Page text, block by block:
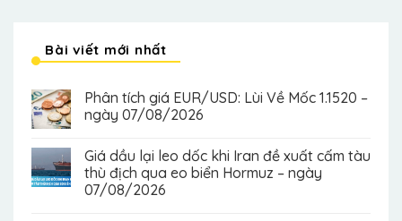
Bài viết mới nhất
Phân tích giá EUR/USD: Lùi Về Mốc 1.1520 –
ngày 07/08/2026
Giá dầu lại leo dốc khi Iran đề xuất cấm tàu
thù địch qua eo biển Hormuz – ngày
07/08/2026